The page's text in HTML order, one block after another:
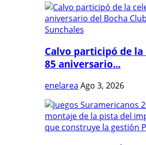
Calvo participó de
85 aniversario...
enelarea Ago 3, 2026